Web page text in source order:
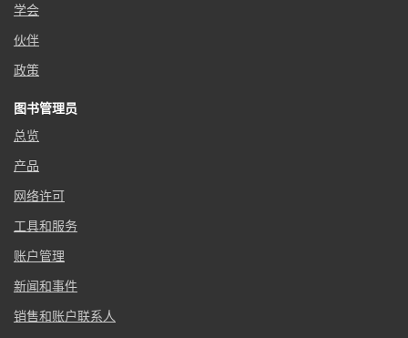
学会
伙伴
政策
图书管理员
总览
产品
网络许可
工具和服务
账户管理
新闻和事件
销售和账户联系人